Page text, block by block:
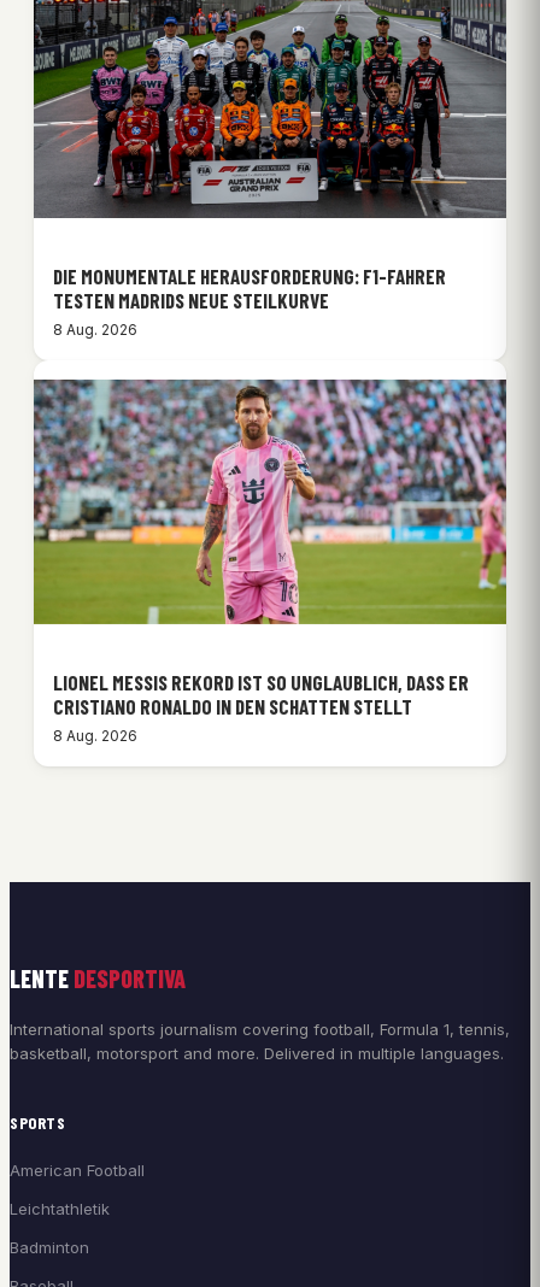
DIE MONUMENTALE HERAUSFORDERUNG: F1-FAHRER
TESTEN MADRIDS NEUE STEILKURVE
8 Aug. 2026
LIONEL MESSIS REKORD IST SO UNGLAUBLICH, DASS ER
CRISTIANO RONALDO IN DEN SCHATTEN STELLT
8 Aug. 2026
LENTE DESPORTIVA
International sports journalism covering football, Formula 1, tennis,
basketball, motorsport and more. Delivered in multiple languages.
SPORTS
American Football
Leichtathletik
Badminton